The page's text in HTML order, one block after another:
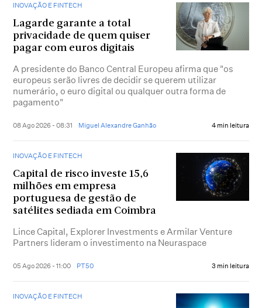
INOVAÇÃO E FINTECH
Lagarde garante a total
privacidade de quem quiser
pagar com euros digitais
A presidente do Banco Central Europeu afirma que "os
europeus serão livres de decidir se querem utilizar
numerário, o euro digital ou qualquer outra forma de
pagamento"
08 Ago 2026 - 08:31 Miguel Alexandre Ganhão 4 min leitura
INOVAÇÃO E FINTECH
Capital de risco investe 15,6
milhões em empresa
portuguesa de gestão de
satélites sediada em Coimbra
Lince Capital, Explorer Investments e Armilar Venture
Partners lideram o investimento na Neuraspace
05 Ago 2026 - 11:00 PT50 3 min leitura
INOVAÇÃO E FINTECH